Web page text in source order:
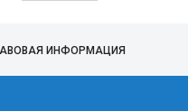
ИНФОРМАЦИЯ